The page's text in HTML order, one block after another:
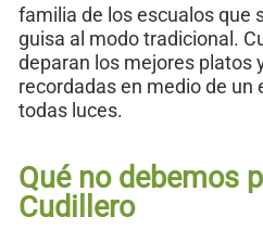
familia de los escualos que
guisa al modo tradicional.
deparan los mejores platos
recordadas en medio de un
todas luces.
Qué no debemos
Cudillero